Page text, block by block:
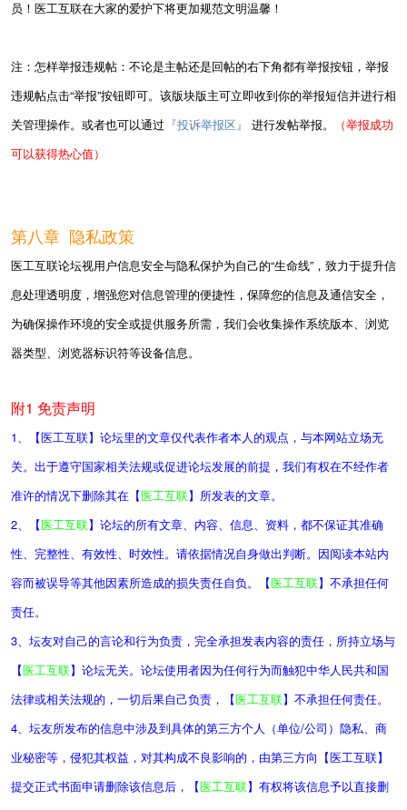
员！医工互联在大家的爱护下将更加规范文明温馨！
注：怎样举报违规帖：不论是主帖还是回帖的右下角都有举报按钮，举报
违规帖点击“举报”按钮即可。该版块版主可立即收到你的举报短信并进行相
关管理操作。或者也可以通过 『投诉举报区』 进行发帖举报。
（举报成功
可以获得热心值）
第八章 隐私政策
医工互联论坛视用户信息安全与隐私保护为自己的“生命线”，致力于提升信
息处理透明度，增强您对信息管理的便捷性，保障您的信息及通信安全，
为确保操作环境的安全或提供服务所需，我们会收集操作系统版本、浏览
器类型、浏览器标识符等设备信息。
附1 免责声明
1、【医工互联】论坛里的文章仅代表作者本人的观点，与本网站立场无
关。出于遵守国家相关法规或促进论坛发展的前提，我们有权在不经作者
准许的情况下删除其在【医工互联】所发表的文章。
2、【医工互联】论坛的所有文章、内容、信息、资料，都不保证其准确
性、完整性、有效性、时效性。请依据情况自身做出判断。因阅读本站内
容而被误导等其他因素所造成的损失责任自负。【医工互联】不承担任何
责任。
3、坛友对自己的言论和行为负责，完全承担发表内容的责任，所持立场与
【医工互联】论坛无关。论坛使用者因为任何行为而触犯中华人民共和国
法律或相关法规的，一切后果自己负责，【医工互联】不承担任何责任。
4、坛友所发布的信息中涉及到具体的第三方个人（单位/公司）隐私、商
业秘密等，侵犯其权益，对其构成不良影响的，由第三方向【医工互联】
提交正式书面申请删除该信息后，【医工互联】有权将该信息予以直接删